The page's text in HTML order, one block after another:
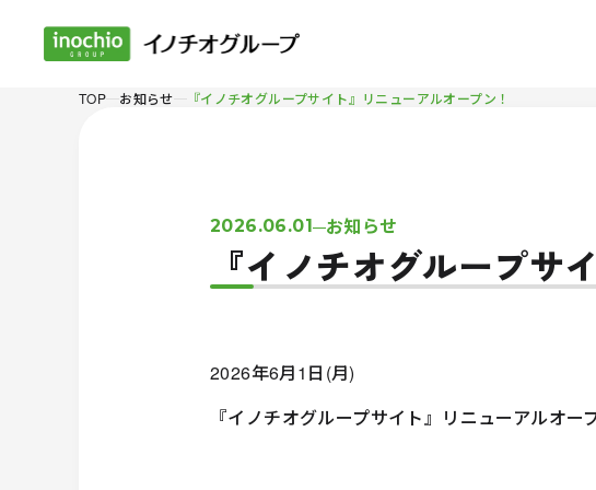
TOP
お知らせ 『イノチオグループサイト』リニューアルオープン！
2026.06.01 お知らせ
『イノチオグループサ
2026年6月1日(月)
『イノチオグループサイト』リニューアルオー